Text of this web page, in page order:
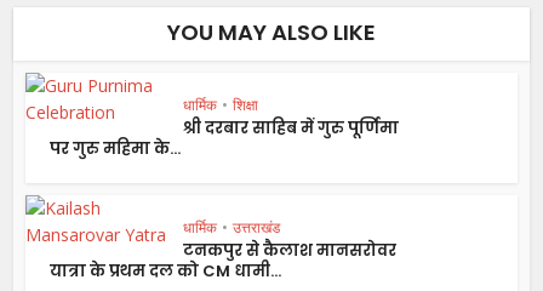
YOU MAY ALSO LIKE
धार्मिक • शिक्षा
श्री दरबार साहिब में गुरु पूर्णिमा
पर गुरु महिमा के...
धार्मिक • उत्तराखंड
टनकपुर से कैलाश मानसरोवर
यात्रा के प्रथम दल को CM धामी...